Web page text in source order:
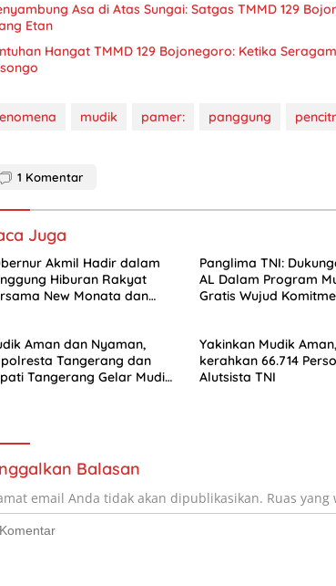
Asa di Atas Sungai: Satgas TMMD 129
Etan
Hangat TMMD 129 Bojonegoro: Ketika
mudik pamer: panggung
1 Komentar
Juga
Akmil Hadir dalam
Hiburan Rakyat
New Monata dan
Panglima TNI:
AL Dalam Program
Gratis Wujud
Aman dan Nyaman,
Tangerang dan
Tangerang Gelar Mudik
Yakinkan Mudik
kerahkan 66.714
Alutsista TNI
Balasan
email Anda tidak akan dipublikasikan. Ruas